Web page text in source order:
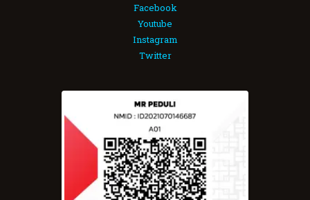
Facebook
Youtube
Instagram
Twitter